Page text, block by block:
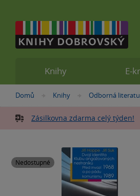
Nacházíte
zde:
Domů »
Knihy »
Odborná
Zásilkovna zdarma celý týden!
Nedostupné
Knihy E-